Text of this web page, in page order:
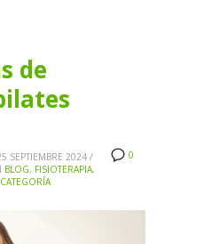
de
0
SEPTIEMBRE 2024 /
BLOG, FISIOTERAPIA,